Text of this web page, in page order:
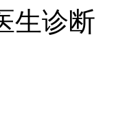
生诊断